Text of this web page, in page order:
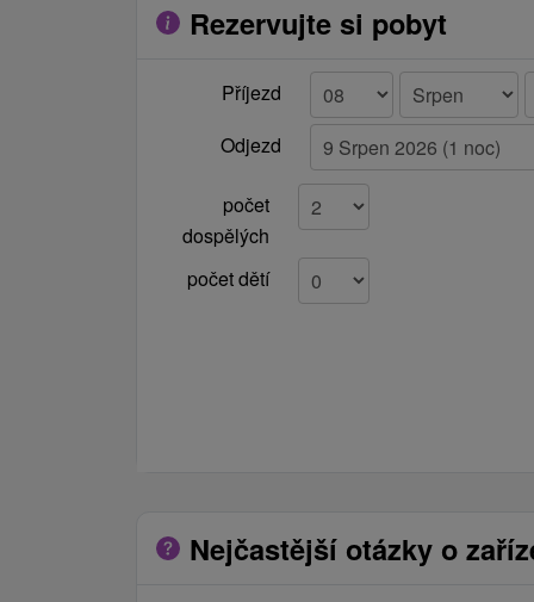
Rezervujte si pobyt
Příjezd
Odjezd
počet
dospělých
počet dětí
Nejčastější otázky o